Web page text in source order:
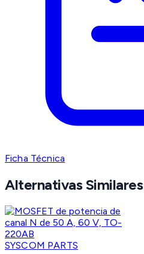
Ficha Técnica
Alternativas Similares
SYSCOM PARTS